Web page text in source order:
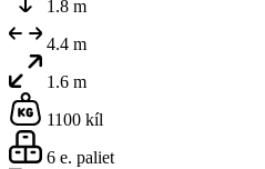
1.8 m
4.4 m
1.6 m
1100 kíl
6 e. paliet